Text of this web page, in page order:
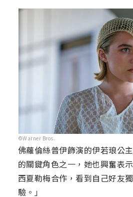
©Warner Bros.
佛蘿倫絲普伊飾演的伊若琅公
的關鍵角色之一，她也興奮表
西夏勒梅合作，看到自己好友
驗。」